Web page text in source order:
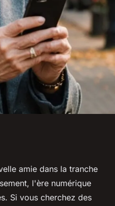
amie dans la tranche
l'ère numérique
Si vous cherchez des